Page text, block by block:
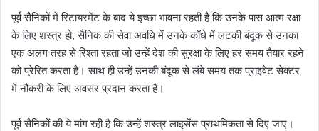
पूर्व सैनिकों में रिटायरमेंट के बाद ये इच्छा भावना रहती है कि उनके पास आत्म रक्षा
के लिए शस्त्र हो, सैनिक की सेवा अवधि में उनके काँधे में लटकी बंदूक से उनका
एक अलग तरह से रिश्ता रहता जो उन्हें देश की सुरक्षा के लिए हर समय तैयार रहने
को प्रेरित करता है। साथ ही उन्हें उनकी बंदूक से लंबे समय तक प्राइवेट सेक्टर
में नौकरी के लिए अवसर प्रदान करता है।
पूर्व सैनिकों की ये मांग रही है कि उन्हें शस्त्र लाइसेंस प्राथमिकता से दिए जाए।